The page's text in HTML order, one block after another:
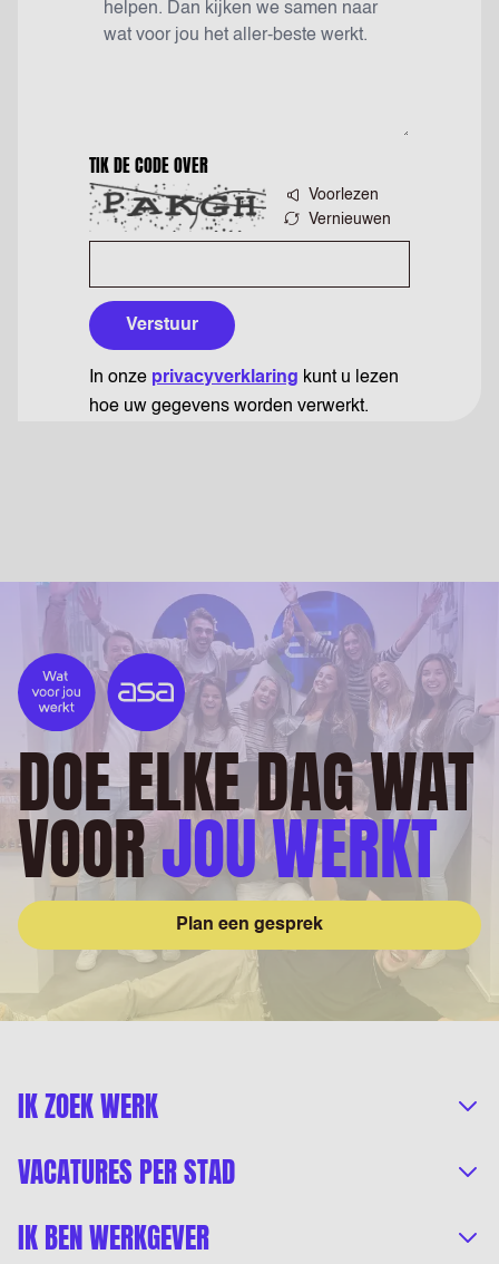
TIK DE CODE OVER
Voorlezen
Vernieuwen
Verstuur
In onze privacyverklaring kunt u lezen
hoe uw gegevens worden verwerkt.
DOE ELKE DAG WAT
VOORJOU WERKT
Plan een gesprek
IK ZOEK WERK
VACATURES PER STAD
IK BEN WERKGEVER